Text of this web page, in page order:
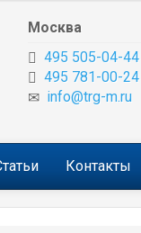
Москва
495 505-04-44
495 781-00-24
info@trg-m.ru
Контакты